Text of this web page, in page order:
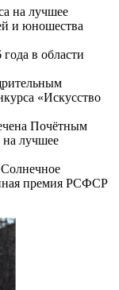
на лучшее
и юношества
в области
«Искусство
Почётным
на лучшее
премия РСФСР